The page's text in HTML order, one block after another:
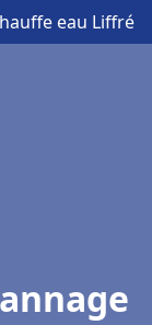
eau Liffré